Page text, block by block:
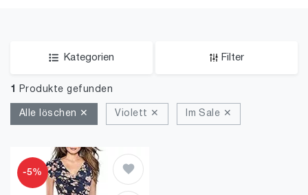
Kategorien Filter
1 Produkte gefunden
Alle löschen ✕ Violett ✕ Im Sale ✕
-5%